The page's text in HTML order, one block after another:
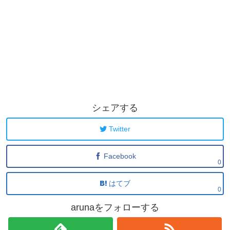
シェアする
Twitter
Facebook
0
はてブ
0
arunaをフォローする